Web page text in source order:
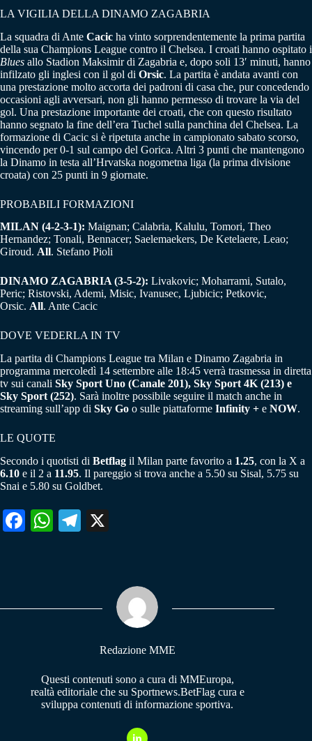
LA VIGILIA DELLA DINAMO ZAGABRIA
La squadra di Ante Cacic ha vinto sorprendentemente la prima partita
della sua Champions League contro il Chelsea. I croati hanno ospitato i
Blues allo Stadion Maksimir di Zagabria e, dopo soli 13′ minuti, hanno
infilzato gli inglesi con il gol di Orsic. La partita è andata avanti con
una prestazione molto accorta dei padroni di casa che, pur concedendo
occasioni agli avversari, non gli hanno permesso di trovare la via del
gol. Una prestazione importante dei croati, che con questo risultato
hanno segnato la fine dell’era Tuchel sulla panchina del Chelsea. La
formazione di Cacic si è ripetuta anche in campionato sabato scorso,
vincendo per 0-1 sul campo del Gorica. Altri 3 punti che mantengono
la Dinamo in testa all’Hrvatska nogometna liga (la prima divisione
croata) con 25 punti in 9 giornate.
PROBABILI FORMAZIONI
MILAN (4-2-3-1): Maignan; Calabria, Kalulu, Tomori, Theo
Hernandez; Tonali, Bennacer; Saelemaekers, De Ketelaere, Leao;
Giroud. All. Stefano Pioli
DINAMO ZAGABRIA (3-5-2): Livakovic; Moharrami, Sutalo,
Peric; Ristovski, Ademi, Misic, Ivanusec, Ljubicic; Petkovic,
Orsic. All. Ante Cacic
DOVE VEDERLA IN TV
La partita di Champions League tra Milan e Dinamo Zagabria in
programma mercoledì 14 settembre alle 18:45 verrà trasmessa in diretta
tv sui canali Sky Sport Uno (Canale 201), Sky Sport 4K (213) e
Sky Sport (252). Sarà inoltre possibile seguire il match anche in
streaming sull’app di Sky Go o sulle piattaforme Infinity + e NOW.
LE QUOTE
Secondo i quotisti di Betflag il Milan parte favorito a 1.25, con la X a
6.10 e il 2 a 11.95. Il pareggio si trova anche a 5.50 su Sisal, 5.75 su
Snai e 5.80 su Goldbet.
Fa W
pp
Te
m
Redazione MME
Questi contenuti sono a cura di MMEuropa,
realtà editoriale che su Sportnews.BetFlag cura e
sviluppa contenuti di informazione sportiva.